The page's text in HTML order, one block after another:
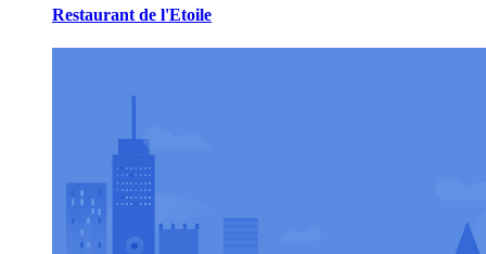
Restaurant de l'Etoile